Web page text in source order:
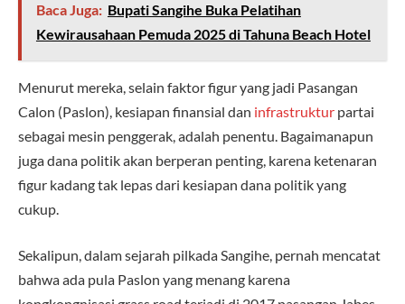
Baca Juga: Bupati Sangihe Buka Pelatihan
Kewirausahaan Pemuda 2025 di Tahuna Beach Hotel
Menurut mereka, selain faktor figur yang jadi Pasangan
Calon (Paslon), kesiapan finansial dan infrastruktur partai
sebagai mesin penggerak, adalah penentu. Bagaimanapun
juga dana politik akan berperan penting, karena ketenaran
figur kadang tak lepas dari kesiapan dana politik yang
cukup.
Sekalipun, dalam sejarah pilkada Sangihe, pernah mencatat
bahwa ada pula Paslon yang menang karena